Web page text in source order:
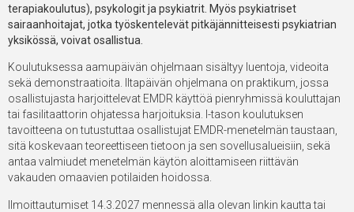
terapiakoulutus), psykologit ja psykiatrit. Myös psykiatriset
sairaanhoitajat, jotka työskentelevät pitkäjännitteisesti psykiatrian
yksikössä, voivat osallistua.
Koulutuksessa aamupäivän ohjelmaan sisältyy luentoja, videoita
sekä demonstraatioita. Iltapäivän ohjelmana on praktikum, jossa
osallistujasta harjoittelevat EMDR käyttöä pienryhmissä kouluttajan
tai fasilitaattorin ohjatessa harjoituksia. I-tason koulutuksen
tavoitteena on tutustuttaa osallistujat EMDR-menetelmän taustaan,
sitä koskevaan teoreettiseen tietoon ja sen sovellusalueisiin, sekä
antaa valmiudet menetelmän käytön aloittamiseen riittävän
vakauden omaavien potilaiden hoidossa.
Ilmoittautumiset 14.3.2027 mennessä alla olevan linkin kautta tai